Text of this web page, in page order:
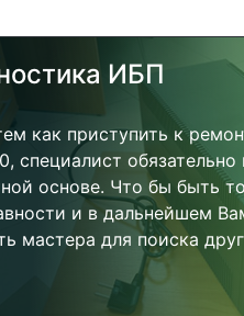
ИБП
как приступить к
специалист
основе. Что бы быть
и в дальнейшем
мастера для поиска